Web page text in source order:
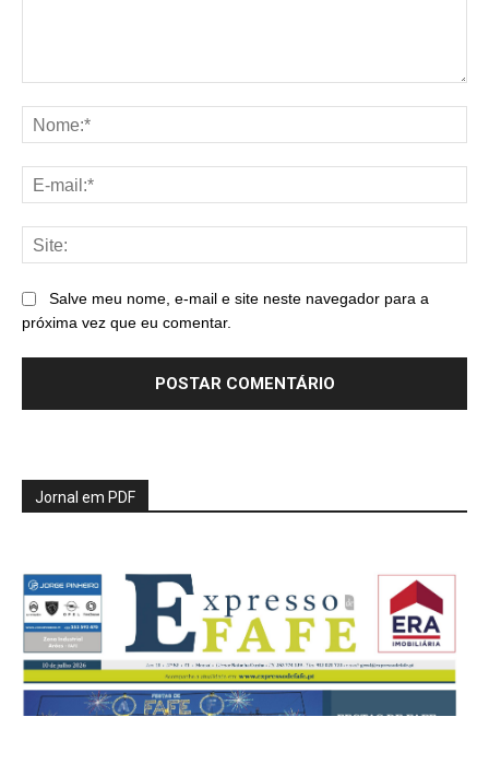
Salve meu nome, e-mail e site neste navegador para a
próxima vez que eu comentar.
Jornal em PDF